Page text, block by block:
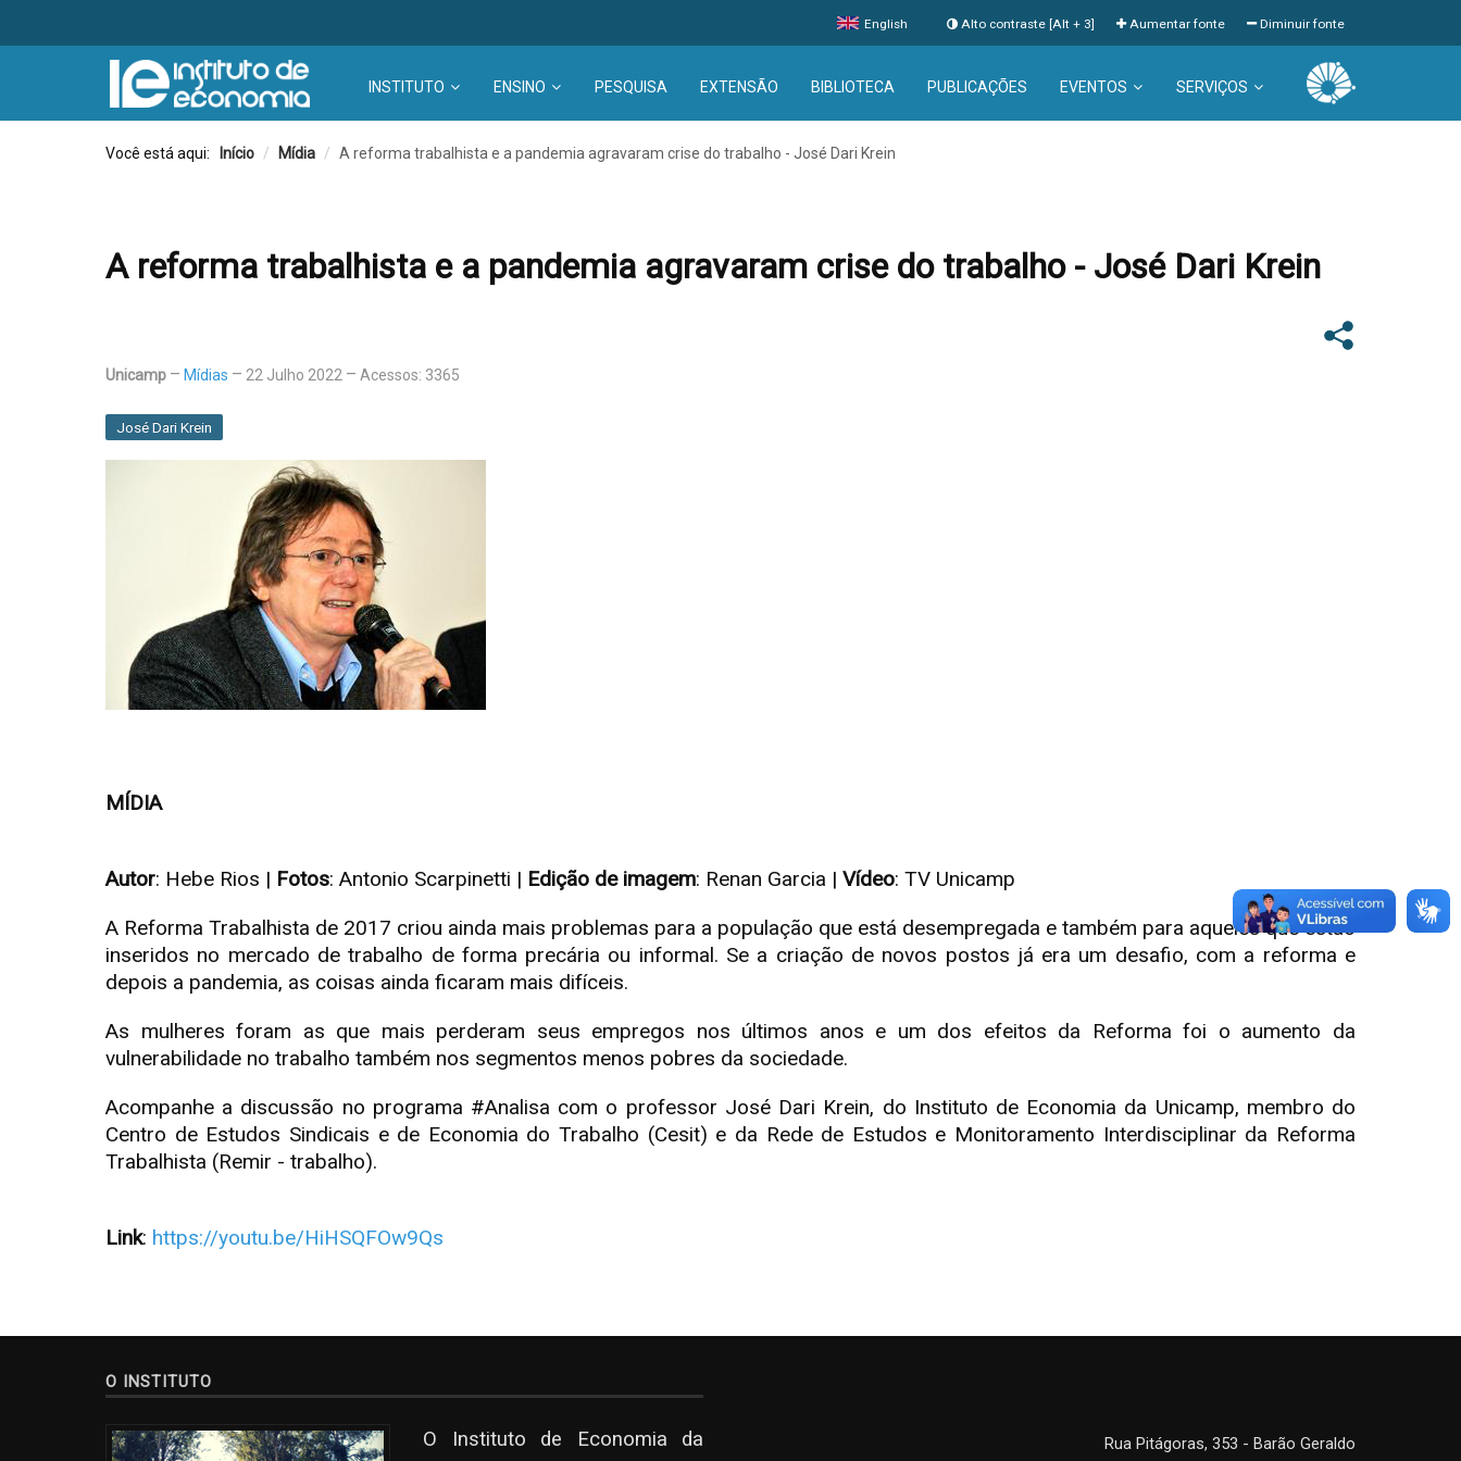
English Diminuir fonte
Aumentar fonte
Alto contraste [Alt + 3]
INSTITUTO ENSINO PESQUISA EXTENSÃO BIBLIOTECA PUBLICAÇÕES EVENTOS SERVIÇOS
Você está aqui: Início / Mídia / A reforma trabalhista e a pandemia agravaram crise do trabalho - José Dari Krein
A reforma trabalhista e a pandemia agravaram crise do trabalho - José Dari Krein
Unicamp Mídias 22 Julho 2022 Acessos: 3365
José Dari Krein
MÍDIA
Autor: Hebe Rios | Fotos: Antonio Scarpinetti | Edição de imagem: Renan Garcia | Vídeo: TV Unicamp
A Reforma Trabalhista de 2017 criou ainda mais problemas para a população que está desempregada e também para aqueles que estão
inseridos no mercado de trabalho de forma precária ou informal. Se a criação de novos postos já era um desafio, com a reforma e
depois a pandemia, as coisas ainda ficaram mais difíceis.
As mulheres foram as que mais perderam seus empregos nos últimos anos e um dos efeitos da Reforma foi o aumento da
vulnerabilidade no trabalho também nos segmentos menos pobres da sociedade.
Acompanhe a discussão no programa #Analisa com o professor José Dari Krein, do Instituto de Economia da Unicamp, membro do
Centro de Estudos Sindicais e de Economia do Trabalho (Cesit) e da Rede de Estudos e Monitoramento Interdisciplinar da Reforma
Trabalhista (Remir - trabalho).
Link: https://youtu.be/HiHSQFOw9Qs
O INSTITUTO
O Instituto de Economia da
Rua Pitágoras, 353 - Barão Geraldo